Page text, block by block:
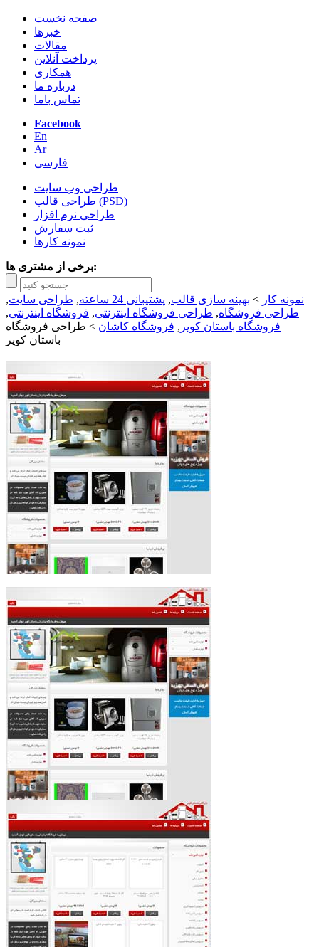
صفحه نخست
خبرها
مقالات
پرداخت آنلاین
همکاری
درباره ما
تماس باما
Facebook
En
Ar
فارسی
طراحی وب سایت
طراحی قالب (PSD)
طراحی نرم افزار
ثبت سفارش
نمونه کارها
برخی از مشتری ها:
نمونه کار > بهینه سازی قالب, پشتیبانی 24 ساعته , طراحی سایت,
طراحی فروشگاه, طراحی فروشگاه اینترنتی, فروشگاه اینترنتی,
فروشگاه باستان کویر , فروشگاه کاشان > طراحی فروشگاه
باستان کویر